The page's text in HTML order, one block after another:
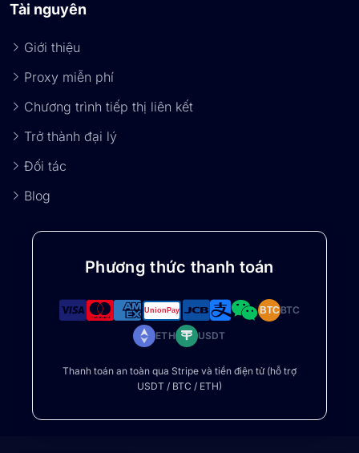
Tài nguyên
Giới thiệu
Proxy miễn phí
Chương trình tiếp thị liên kết
Trở thành đại lý
Đối tác
Blog
Phương thức thanh toán
BTCBTC
ETH USDT
Thanh toán an toàn qua Stripe và tiền điện tử (hỗ trợ
USDT / BTC / ETH)